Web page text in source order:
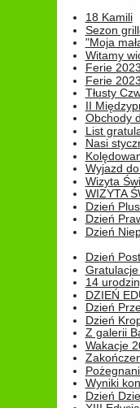
18 Kamili
Sezon
"Moja
Witamy
Ferie
Ferie
Tłusty
II
Obchody
List
Nasi
Wyjazd
Wizyta
WIZYTA
Dzień
Dzień
Dzień
Dzień
14
DZIEŃ
Dzień
Dzień
Z galerii
Wakacje
Wyniki
Dzień